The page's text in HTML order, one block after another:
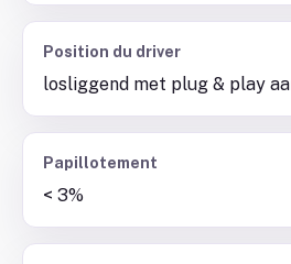
Position du driver
losliggend met plug & play
Papillotement
< 3%